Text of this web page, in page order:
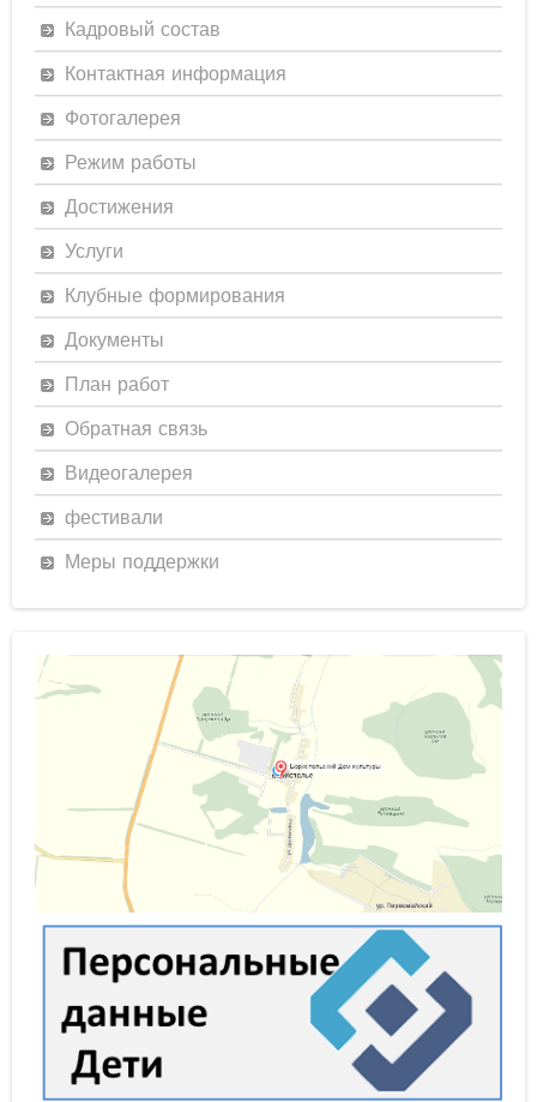
Кадровый состав
Контактная информация
Фотогалерея
Режим работы
Достижения
Услуги
Клубные формирования
Документы
План работ
Обратная связь
Видеогалерея
фестивали
Меры поддержки